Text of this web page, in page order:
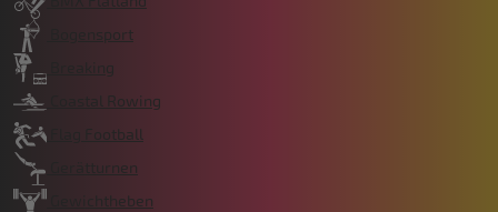
Bogensport
Breaking
Coastal Rowing
Flag Football
Gerätturnen
Gewichtheben